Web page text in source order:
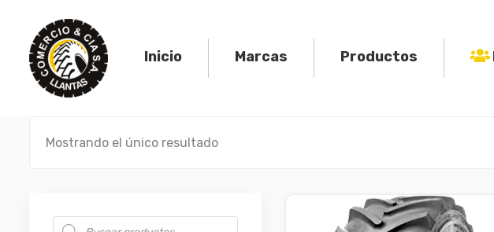
content
Inicio Marcas Productos
Mostrando el único resultado
Búsqueda de productos